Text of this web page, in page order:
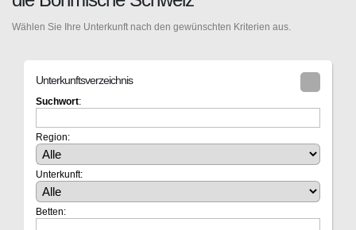
Wählen Sie Ihre Unterkunft nach den gewünschten Kriterien aus.
Unterkunftsverzeichnis
Suchwort:
Region:
Unterkunft:
Betten: